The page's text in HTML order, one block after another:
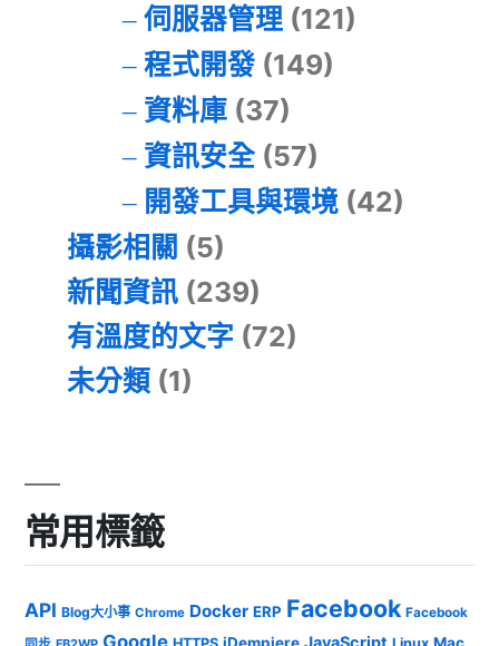
伺服器管理(121)
程式開發(149)
資料庫(37)
資訊安全(57)
開發工具與環境(42)
攝影相關 (5)
新聞資訊 (239)
有溫度的文字 (72)
未分類 (1)
常用標籤
API Blog大小事 Chrome Docker ERP Facebook Facebook